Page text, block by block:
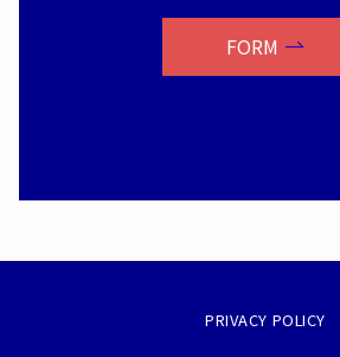
FORM
PRIVACY POLICY